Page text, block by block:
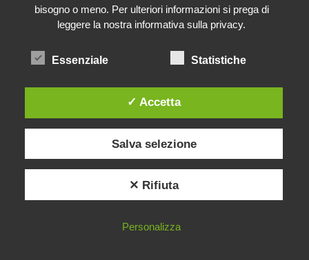
bisogno o meno. Per ulteriori informazioni si prega di
leggere la nostra informativa sulla privacy.
Essenziale Statistiche
✓ Accetta
Salva selezione
✕ Rifiuta
Personalizza